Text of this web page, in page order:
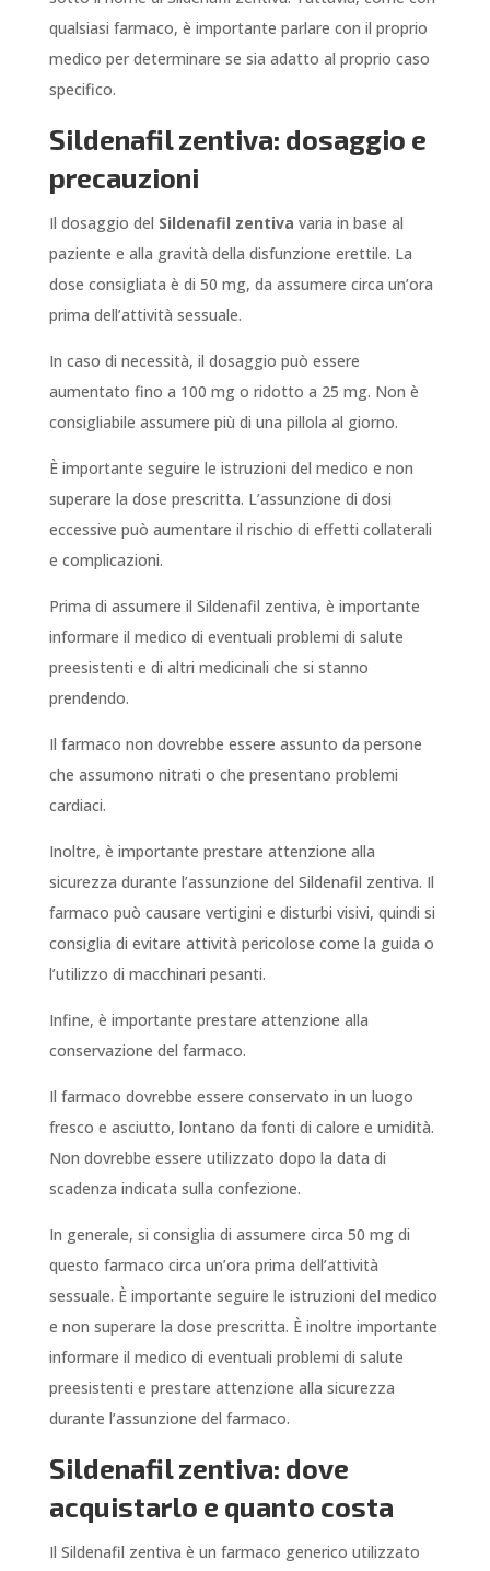
qualsiasi farmaco, è importante parlare con il proprio
medico per determinare se sia adatto al proprio caso
specifico.
Sildenafil zentiva: dosaggio e
precauzioni
Il dosaggio del Sildenafil zentiva varia in base al
paziente e alla gravità della disfunzione erettile. La
dose consigliata è di 50 mg, da assumere circa un’ora
prima dell’attività sessuale.
In caso di necessità, il dosaggio può essere
aumentato fino a 100 mg o ridotto a 25 mg. Non è
consigliabile assumere più di una pillola al giorno.
È importante seguire le istruzioni del medico e non
superare la dose prescritta. L’assunzione di dosi
eccessive può aumentare il rischio di effetti collaterali
e complicazioni.
Prima di assumere il Sildenafil zentiva, è importante
informare il medico di eventuali problemi di salute
preesistenti e di altri medicinali che si stanno
prendendo.
Il farmaco non dovrebbe essere assunto da persone
che assumono nitrati o che presentano problemi
cardiaci.
Inoltre, è importante prestare attenzione alla
sicurezza durante l’assunzione del Sildenafil zentiva. Il
farmaco può causare vertigini e disturbi visivi, quindi si
consiglia di evitare attività pericolose come la guida o
l’utilizzo di macchinari pesanti.
Infine, è importante prestare attenzione alla
conservazione del farmaco.
Il farmaco dovrebbe essere conservato in un luogo
fresco e asciutto, lontano da fonti di calore e umidità.
Non dovrebbe essere utilizzato dopo la data di
scadenza indicata sulla confezione.
In generale, si consiglia di assumere circa 50 mg di
questo farmaco circa un’ora prima dell’attività
sessuale. È importante seguire le istruzioni del medico
e non superare la dose prescritta. È inoltre importante
informare il medico di eventuali problemi di salute
preesistenti e prestare attenzione alla sicurezza
durante l’assunzione del farmaco.
Sildenafil zentiva: dove
acquistarlo e quanto costa
Il Sildenafil zentiva è un farmaco generico utilizzato